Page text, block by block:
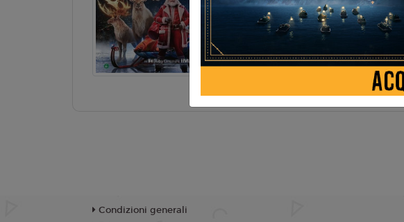
Anno:2024
Con:D. Johnson, C. Evans, L. Liu
TRAMA
Condizioni generali